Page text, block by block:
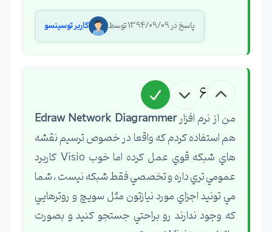
پاسخ در 1394/09/09 توسط کاربر توسینسو
6
من از نرم افزارEdraw Network Diagrammer
هم استفاده كردم كه واقعا در خصوص ترسيم نقشه
هاي شبكه قوي عمل كرده اما خوب Visio كاربرد
عمومي تري داره و تخصصي فقط شبكه نيست ، شما
مي تونيد اجزاي مورد نيازتون مثل سويچ و روترهايي
كه وجود ندارند رو براحتي جستجو كنيد و بصورت